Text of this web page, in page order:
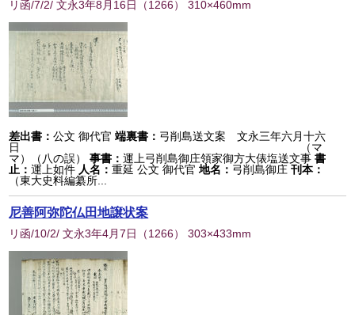
リ函/7/2/ 文永3年8月16日 （1266） 310×460mm
差出書：公文 御代官 端裏書： 弓削島送文案 文永三年六月十六
日 （マ
マ）（八の誤）
事書：運上弓削島御庄領家御方大俵塩送文事 書
止：運上如件 人名：重延 公文 御代官 地名： 弓削島御庄 刊本：
（東大史料編纂所...
尼善阿弥陀仏田地譲状案
リ函/10/2/ 文永3年4月7日 （1266） 303×433mm